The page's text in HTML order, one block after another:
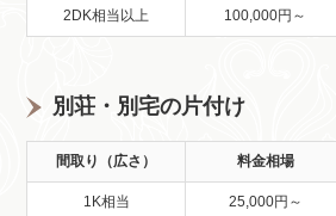
2DK相当以上 100,000円～
別荘・別宅の片付け
間取り（広さ） 料金相場
1K相当 25,000円～